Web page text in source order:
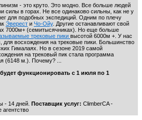
13
23
и треки 9
- это круто. Это модно. Все больше людей
силы в горах. Не все одинаково сильны, как не у
для подобных экспедиций. Одним по плечу
Эверест и Чо-Ойу. Другие останавливают свой
7000м+ (семитысячниках). Но еще больше
трековые пики высотой 6000м +. У нас
восхождения на трековые пики. Большинство
Гималаях. Но в сезоне 2019 самой
на трековый пик стала программа
(6148 м.). Почему? ...
функционировать с 1 июля по 1
- 14 дней. Поставщик услуг: ClimberCA -
агентство